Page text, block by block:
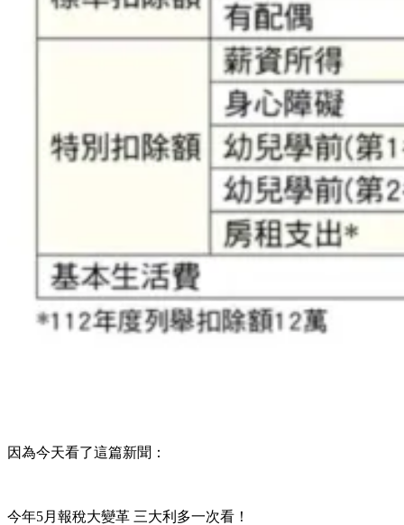
因為今天看了這篇新聞：
今年5月報稅大變革 三大利多一次看！